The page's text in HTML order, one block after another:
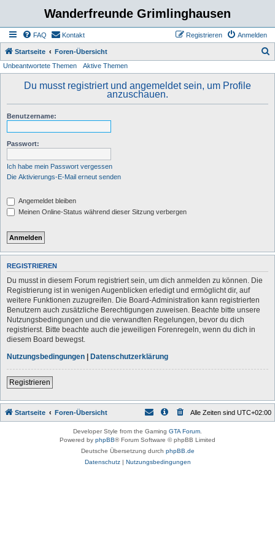
Wanderfreunde Grimlinghausen
FAQ Kontakt Anmelden
Registrieren
Startseite Foren-Übersicht
Unbeantwortete Themen Aktive Themen
Du musst registriert und angemeldet sein, um Profile
anzuschauen.
Benutzername:
Passwort:
Ich habe mein Passwort vergessen
Die Aktivierungs-E-Mail erneut senden
Angemeldet bleiben
Meinen Online-Status während dieser Sitzung verbergen
REGISTRIEREN
Du musst in diesem Forum registriert sein, um dich anmelden zu können. Die
Registrierung ist in wenigen Augenblicken erledigt und ermöglicht dir, auf
weitere Funktionen zuzugreifen. Die Board-Administration kann registrierten
Benutzern auch zusätzliche Berechtigungen zuweisen. Beachte bitte unsere
Nutzungsbedingungen und die verwandten Regelungen, bevor du dich
registrierst. Bitte beachte auch die jeweiligen Forenregeln, wenn du dich in
diesem Board bewegst.
Nutzungsbedingungen | Datenschutzerklärung
Registrieren
Startseite Foren-Übersicht Alle Zeiten sind UTC+02:00
Developer Style from the Gaming GTA Forum
Powered by phpBB® Forum Software © phpBB Limited
Deutsche Übersetzung durch phpBB.de
Datenschutz| Nutzungsbedingungen